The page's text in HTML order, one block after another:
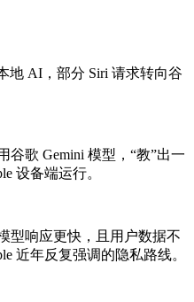
谷歌 Gemini 模型，“教”出一
设备端运行。
型响应更快，且用户数据不
近年反复强调的隐私路线。